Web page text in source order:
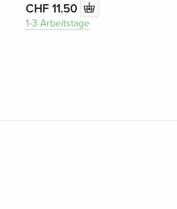
CHF 11.50
1-3 Arbeitstage